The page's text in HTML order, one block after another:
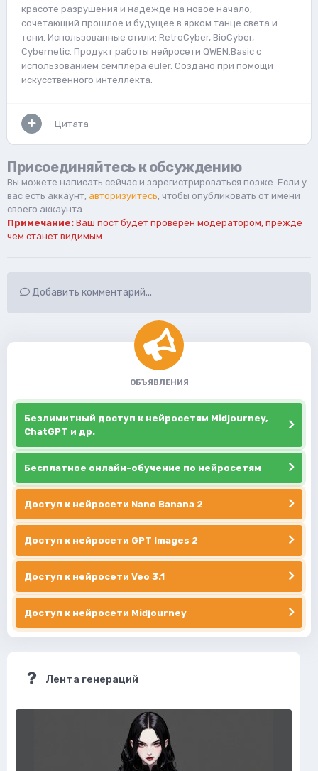
красоте разрушения и надежде на новое начало,
сочетающий прошлое и будущее в ярком танце света и
тени. Использованные стили: RetroCyber, BioCyber,
Cybernetic. Продукт работы нейросети QWEN.Basic с
использованием семплера euler. Создано при помощи
искусственного интеллекта.
Цитата
Присоединяйтесь к обсуждению
Вы можете написать сейчас и зарегистрироваться позже. Если у
вас есть аккаунт, авторизуйтесь, чтобы опубликовать от имени
своего аккаунта.
Примечание: Ваш пост будет проверен модератором, прежде
чем станет видимым.
Добавить комментарий...
ОБЪЯВЛЕНИЯ
Безлимитный доступ к нейросетям Midjourney,
ChatGPT и др.
Бесплатное онлайн-обучение по нейросетям
Доступ к нейросети Nano Banana 2
Доступ к нейросети GPT Images 2
Доступ к нейросети Veo 3.1
Доступ к нейросети Midjourney
Лента генераций